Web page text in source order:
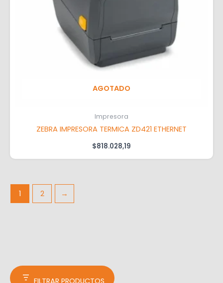
AGOTADO
Impresora
ZEBRA IMPRESORA TERMICA ZD421 ETHERNET
$818.028,19
1 2 →